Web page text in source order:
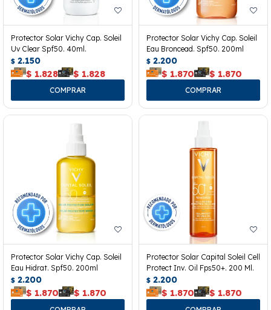
Protector Solar Vichy Cap. Soleil
Uv Clear Spf50. 40ml.
$ 2.150
$ 1.828 $ 1.828
Protector Solar Vichy Cap. Soleil
Eau Broncead. Spf50. 200ml
$ 2.200
$ 1.870 $ 1.870
Protector Solar Vichy Cap. Soleil
Eau Hidrat. Spf50. 200ml
$ 2.200
$ 1.870 $ 1.870
Protector Solar Capital Soleil Cell
Protect Inv. Oil Fps50+. 200 Ml.
$ 2.200
$ 1.870 $ 1.870